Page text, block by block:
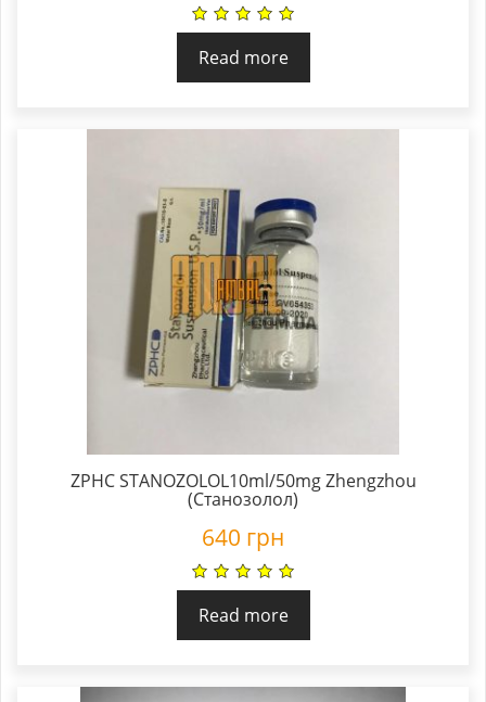
Read more
ZPHC STANOZOLOL10ml/50mg Zhengzhou
(Станозолол)
640 грн
Read more